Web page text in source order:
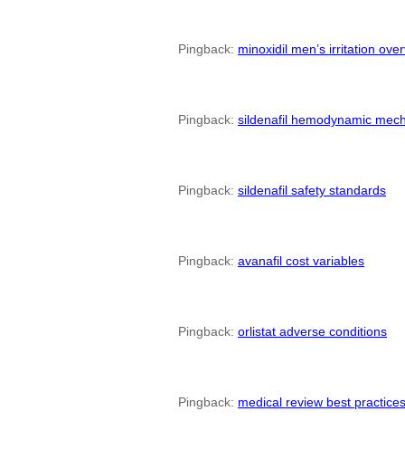
Pingback: minoxidil men’s irritation
Pingback: sildenafil hemodynamic
Pingback: sildenafil safety standards
Pingback: avanafil cost variables
Pingback: orlistat adverse conditions
Pingback: medical review best practices